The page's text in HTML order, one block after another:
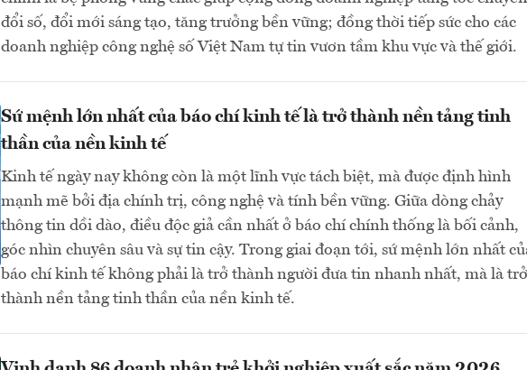
đổi số, đổi mới sáng tạo, tăng trưởng bền vững; đồng thời tiếp sức cho các
doanh nghiệp công nghệ số Việt Nam tự tin vươn tầm khu vực và thế giới.
Sứ mệnh lớn nhất của báo chí kinh tế là trở thành nền tảng tinh
thần của nền kinh tế
Kinh tế ngày nay không còn là một lĩnh vực tách biệt, mà được định hình
mạnh mẽ bởi địa chính trị, công nghệ và tính bền vững. Giữa dòng chảy
thông tin dồi dào, điều độc giả cần nhất ở báo chí chính thống là bối cảnh,
góc nhìn chuyên sâu và sự tin cậy. Trong giai đoạn tới, sứ mệnh lớn nhất
báo chí kinh tế không phải là trở thành người đưa tin nhanh nhất, mà là trở
thành nền tảng tinh thần của nền kinh tế.